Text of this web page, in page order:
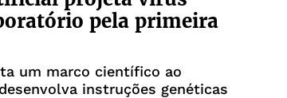
pela primeira
um marco científico ao
instruções genéticas